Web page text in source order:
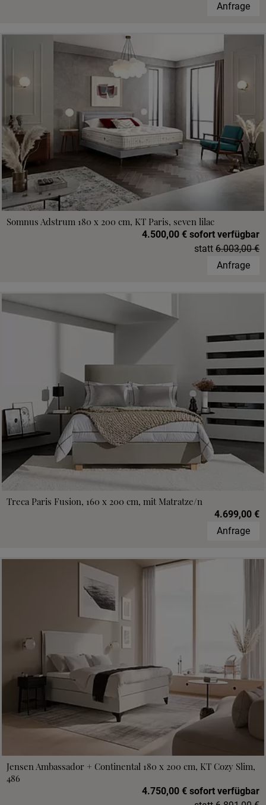
Anfrage
Somnus Adstrum 180 x 200 cm, KT Paris, seven lilac
4.500,00 € sofort verfügbar
statt 6.003,00 €
Anfrage
Treca Paris Fusion, 160 x 200 cm, mit Matratze/n
4.699,00 €
Anfrage
Jensen Ambassador + Continental 180 x 200 cm, KT Cozy Slim,
486
4.750,00 € sofort verfügbar